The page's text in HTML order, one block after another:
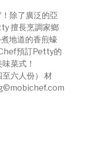
除了廣泛的亞
擅長烹調家鄉
地道的香煎蠔
預訂Petty的
菜式！
六人份） 材
g©mobichef.com